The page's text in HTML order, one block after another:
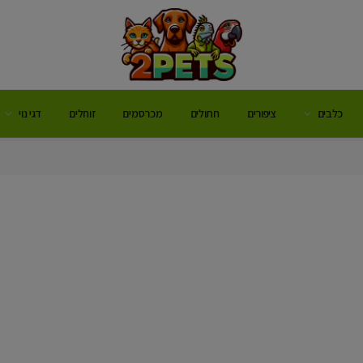
כלבים ציפורים חתולים מכרסמים זוחלים דגי נוי